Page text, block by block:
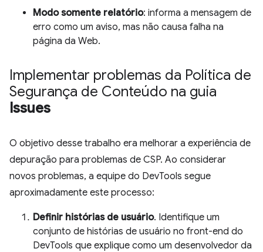
Modo somente relatório: informa a mensagem de
erro como um aviso, mas não causa falha na
página da Web.
Implementar problemas da Política de
Segurança de Conteúdo na guia
Issues
O objetivo desse trabalho era melhorar a experiência de
depuração para problemas de CSP. Ao considerar
novos problemas, a equipe do DevTools segue
aproximadamente este processo:
Definir histórias de usuário. Identifique um
conjunto de histórias de usuário no front-end do
DevTools que explique como um desenvolvedor da